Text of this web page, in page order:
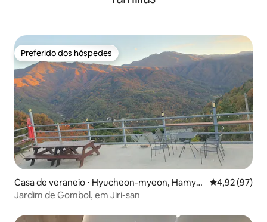
Preferido dos hóspedes
Preferido dos hóspedes
Casa de veraneio ⋅ Hyucheon-myeon, Hamya
ng
4,92 de uma
4,92 (97)
Jardim de Gombol, em Jiri-san